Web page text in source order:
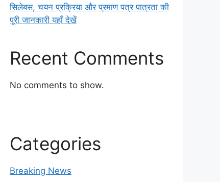
सिलेबस, चयन प्रक्रिया और प्रमाण पत्र पात्रता की
पूरी जानकारी यहाँ देखें
Recent Comments
No comments to show.
Categories
Breaking News